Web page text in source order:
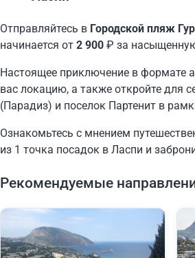
Отправляйтесь в Городской пляж
начинается от 2 900 ₽ за
Настоящее приключение в формате
вас локацию, а также откройте для
(Парадиз) и поселок Партенит в
Ознакомьтесь с мнением
из 1 точка посадок в Ласпи и
Рекомендуемые